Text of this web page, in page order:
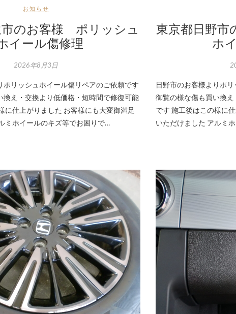
お知らせ
市のお客様 ポリッシュ
イール傷修理
2026年8月3日
ポリッシュホイール傷リペアのご依頼です
換え・交換より低価格・短時間で修復可能
に仕上がりました お客様にも大変御満足
ミホイールのキズ等でお困りで…
東京都日野
ホ
日野市のお客様よりポ
御覧の様な傷も買い換
です 施工後はこの様に
いただけました アルミ